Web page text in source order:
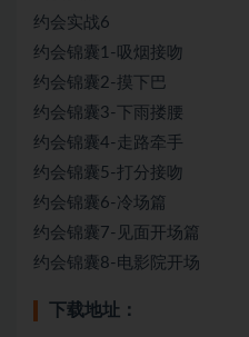
约会实战6
约会锦囊1-吸烟接吻
约会锦囊2-摸下巴
约会锦囊3-下雨搂腰
约会锦囊4-走路牵手
约会锦囊5-打分接吻
约会锦囊6-冷场篇
约会锦囊7-见面开场篇
约会锦囊8-电影院开场
下载地址：